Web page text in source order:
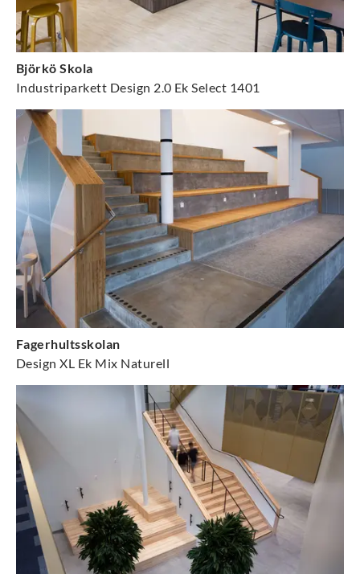
Björkö Skola
Industriparkett Design 2.0 Ek Select 1401
Fagerhultsskolan
Design XL Ek Mix Naturell